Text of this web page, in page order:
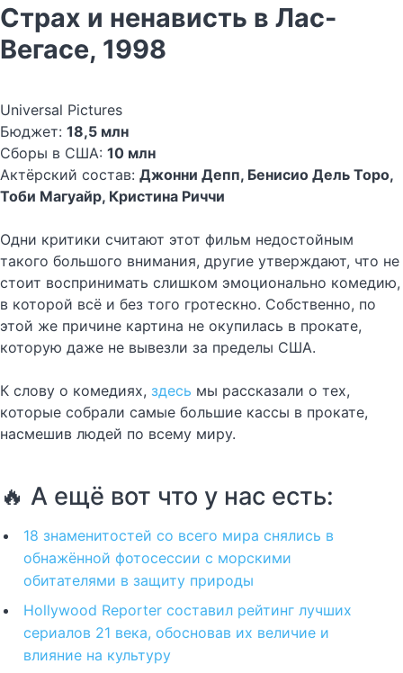
Страх и ненависть в Лас-
Вегасе, 1998
Universal Pictures
Бюджет: 18,5 млн
Сборы в США: 10 млн
Актёрский состав: Джонни Депп, Бенисио Дель Торо,
Тоби Магуайр, Кристина Риччи
Одни критики считают этот фильм недостойным
такого большого внимания, другие утверждают, что не
стоит воспринимать слишком эмоционально комедию,
в которой всё и без того гротескно. Собственно, по
этой же причине картина не окупилась в прокате,
которую даже не вывезли за пределы США.
К слову о комедиях, здесь мы рассказали о тех,
которые собрали самые большие кассы в прокате,
насмешив людей по всему миру.
🔥 А ещё вот что у нас есть:
18 знаменитостей со всего мира снялись в
обнажённой фотосессии с морскими
обитателями в защиту природы
Hollywood Reporter составил рейтинг лучших
сериалов 21 века, обосновав их величие и
влияние на культуру